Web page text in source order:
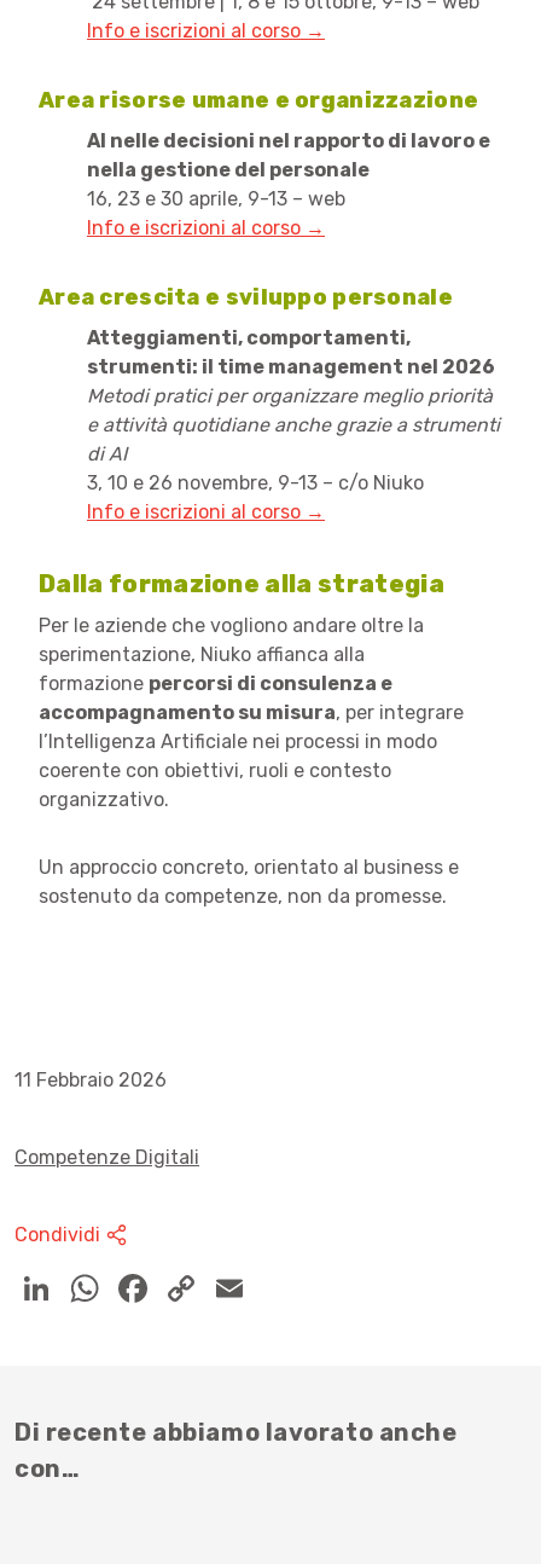
11 Febbraio 2026
Competenze Digitali
Condividi
Info e iscrizioni al corso →
Area risorse umane e organizzazione
AI nelle decisioni nel rapporto di lavoro e
nella gestione del personale
16, 23 e 30 aprile, 9-13 – web
Info e iscrizioni al corso →
Area crescita e sviluppo personale
Atteggiamenti, comportamenti,
strumenti: il time management nel 2026
Metodi pratici per organizzare meglio priorità
e attività quotidiane anche grazie a strumenti
di AI
3, 10 e 26 novembre, 9-13 – c/o Niuko
Info e iscrizioni al corso →
Dalla formazione alla strategia
Per le aziende che vogliono andare oltre la
sperimentazione, Niuko affianca alla
formazione percorsi di consulenza e
accompagnamento su misura, per integrare
l’Intelligenza Artificiale nei processi in modo
coerente con obiettivi, ruoli e contesto
organizzativo.
Un approccio concreto, orientato al business e
sostenuto da competenze, non da promesse.
Di recente abbiamo lavorato anche
con…